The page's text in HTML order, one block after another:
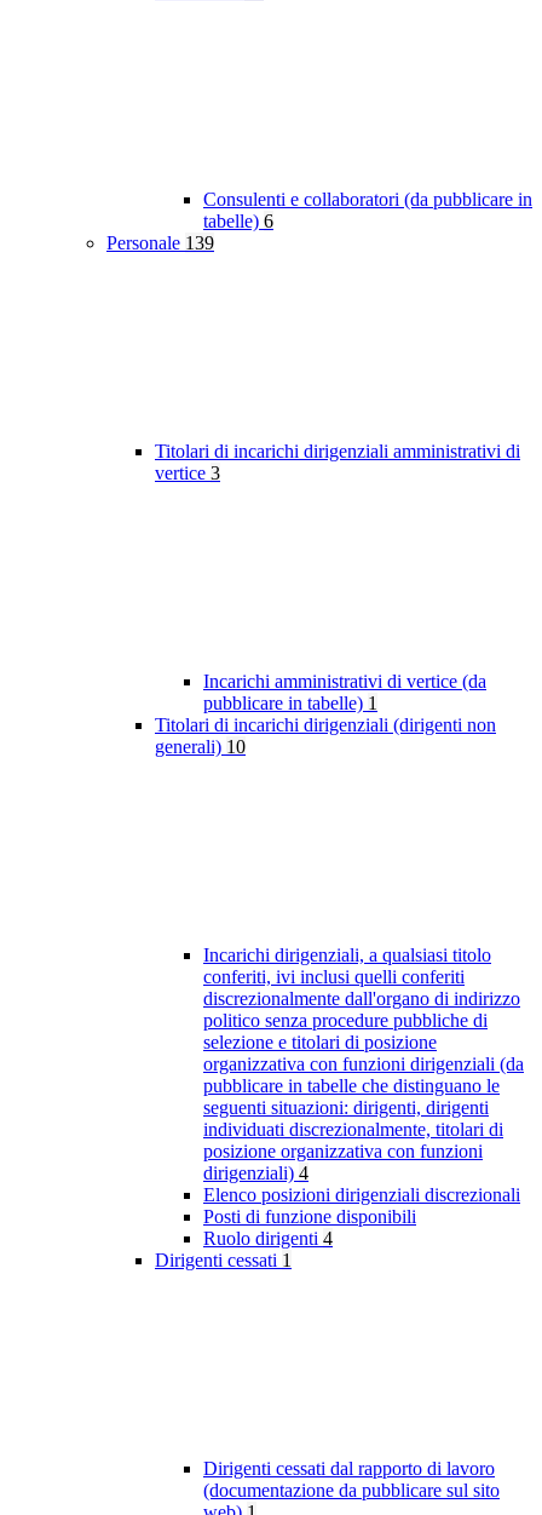
Consulenti e collaboratori (da pubblicare in
tabelle) 6
Personale 139
Titolari di incarichi dirigenziali amministrativi di
vertice 3
Incarichi amministrativi di vertice (da
pubblicare in tabelle) 1
Titolari di incarichi dirigenziali (dirigenti non
generali) 10
Incarichi dirigenziali, a qualsiasi titolo
conferiti, ivi inclusi quelli conferiti
discrezionalmente dall'organo di indirizzo
politico senza procedure pubbliche di
selezione e titolari di posizione
organizzativa con funzioni dirigenziali (da
pubblicare in tabelle che distinguano le
seguenti situazioni: dirigenti, dirigenti
individuati discrezionalmente, titolari di
posizione organizzativa con funzioni
dirigenziali) 4
Elenco posizioni dirigenziali discrezionali
Posti di funzione disponibili
Ruolo dirigenti 4
Dirigenti cessati 1
Dirigenti cessati dal rapporto di lavoro
(documentazione da pubblicare sul sito